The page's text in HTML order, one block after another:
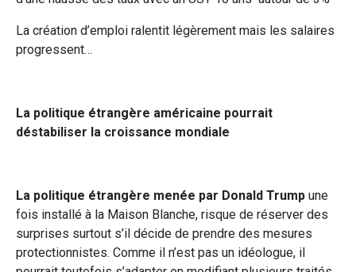
La création d’emploi ralentit légèrement mais les salaires
progressent…
La politique étrangère américaine pourrait
déstabiliser la croissance mondiale
La politique étrangère menée par Donald Trump une
fois installé à la Maison Blanche, risque de réserver des
surprises surtout s’il décide de prendre des mesures
protectionnistes. Comme il n’est pas un idéologue, il